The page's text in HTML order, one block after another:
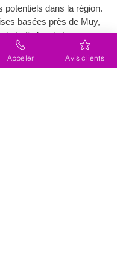
potentiels dans la région.
basées près de Muy,
de trafic local et une
avec la communauté
Appeler Avis clients